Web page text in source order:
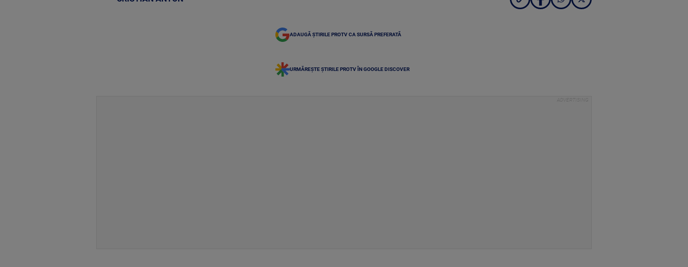
ADAUGĂ ȘTIRILE PROTV CA SURSĂ PREFERATĂ
URMĂREȘTE ȘTIRILE PROTV ÎN GOOGLE DISCOVER